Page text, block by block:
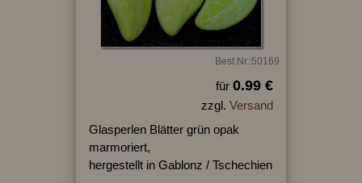
Best.Nr.:50169
für 0.99 €
zzgl. Versand
Glasperlen Blätter grün opak
marmoriert,
hergestellt in Gablonz / Tschechien